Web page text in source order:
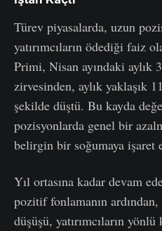
Türev piyasalarda, uzun
yatırımcıların ödediği faiz
Primi, Nisan ayındaki aylık
zirvesinden, aylık yaklaşık
şekilde düştü. Bu kayda
pozisyonlarda genel bir
belirgin bir soğumaya işaret
Yıl ortasına kadar devam
pozitif fonlamanın
düşüşü, yatırımcıların